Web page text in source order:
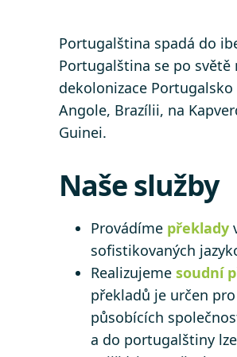
Portugalština spadá do
Portugalština se po
dekolonizace
Angole, Brazílii, na
Guinei.
Naše služby
Provádíme překlady
sofistikovaných
Realizujeme soudní
překladů je určen
působících
a do portugalštiny